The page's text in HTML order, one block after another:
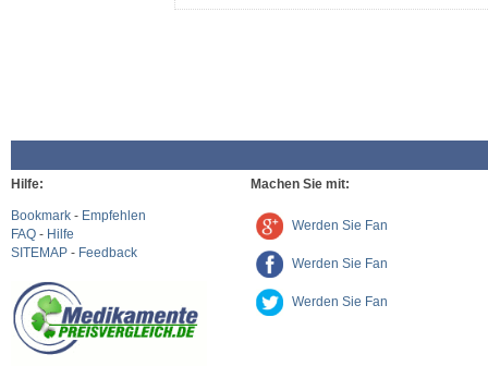
Hilfe:
Bookmark - Empfehlen
FAQ - Hilfe
SITEMAP - Feedback
Machen Sie mit:
Werden Sie Fan
Werden Sie Fan
Werden Sie Fan